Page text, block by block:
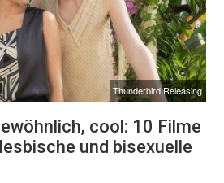
Thunderbird Releasing
cool: 10 Filme
und bisexuelle